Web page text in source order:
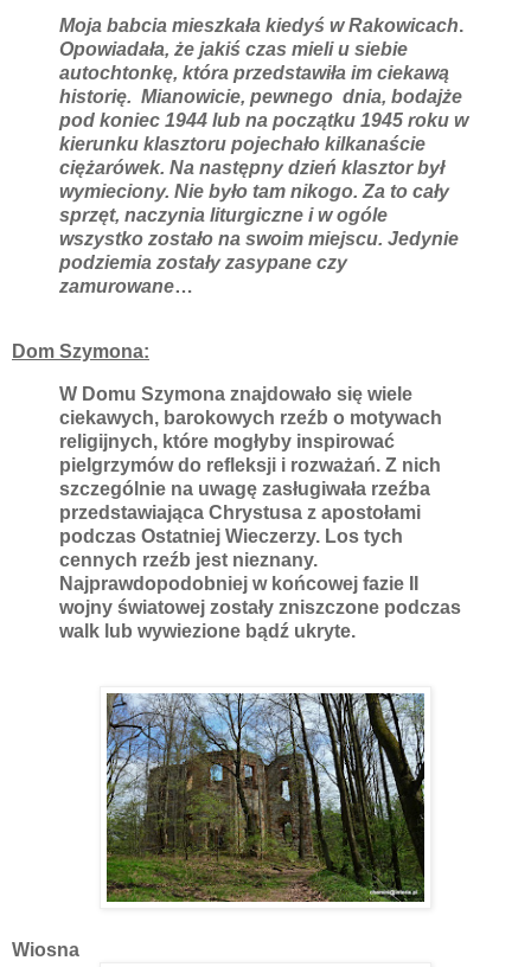
Moja babcia mieszkała kiedyś w Rakowicach.
Opowiadała, że jakiś czas mieli u siebie
autochtonkę, która przedstawiła im ciekawą
historię. Mianowicie, pewnego dnia, bodajże
pod koniec 1944 lub na początku 1945 roku w
kierunku klasztoru pojechało kilkanaście
ciężarówek. Na następny dzień klasztor był
wymieciony. Nie było tam nikogo. Za to cały
sprzęt, naczynia liturgiczne i w ogóle
wszystko zostało na swoim miejscu. Jedynie
podziemia zostały zasypane czy
zamurowane…
Dom Szymona:
W Domu Szymona znajdowało się wiele
ciekawych, barokowych rzeźb o motywach
religijnych, które mogłyby inspirować
pielgrzymów do refleksji i rozważań. Z nich
szczególnie na uwagę zasługiwała rzeźba
przedstawiająca Chrystusa z apostołami
podczas Ostatniej Wieczerzy. Los tych
cennych rzeźb jest nieznany.
Najprawdopodobniej w końcowej fazie II
wojny światowej zostały zniszczone podczas
walk lub wywiezione bądź ukryte.
Wiosna